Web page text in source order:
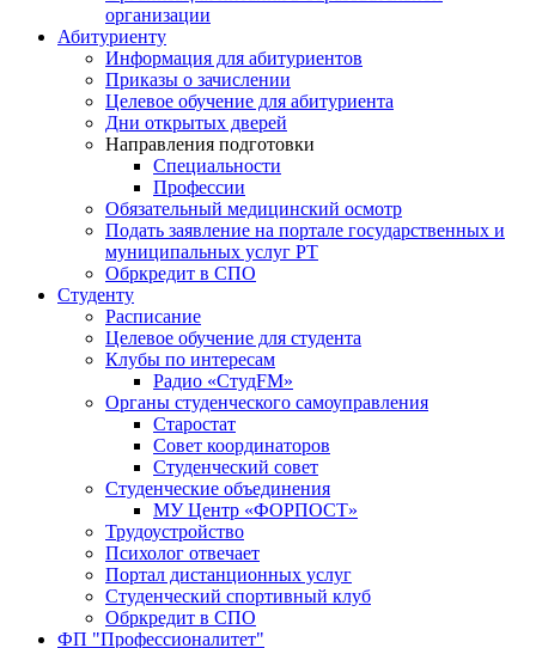
организации
Абитуриенту
Информация для абитуриентов
Приказы о зачислении
Целевое обучение для абитуриента
Дни открытых дверей
Направления подготовки
Специальности
Профессии
Обязательный медицинский осмотр
Подать заявление на портале государственных и
муниципальных услуг РТ
Обркредит в СПО
Студенту
Расписание
Целевое обучение для студента
Клубы по интересам
Радио «СтудFM»
Органы студенческого самоуправления
Старостат
Совет координаторов
Студенческий совет
Студенческие объединения
МУ Центр «ФОРПОСТ»
Трудоустройство
Психолог отвечает
Портал дистанционных услуг
Студенческий спортивный клуб
Обркредит в СПО
ФП "Профессионалитет"